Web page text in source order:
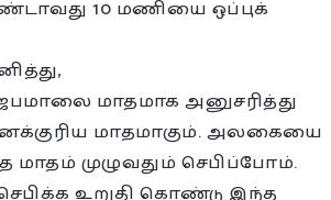
10 மணியை ஒப்புக்
மாதமாக அனுசரித்து
மாதமாகும். அலகையை
முழுவதும் செபிப்போம்.
உறுதி கொண்டு இந்த